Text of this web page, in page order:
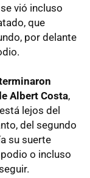
vió incluso
que
por delante
Albert Costa,
lejos del
del segundo
su suerte
o incluso